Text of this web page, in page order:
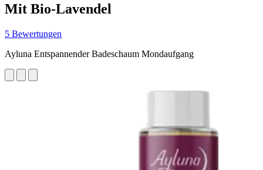
Mit Bio-Lavendel
5 Bewertungen
Ayluna Entspannender Badeschaum Mondaufgang